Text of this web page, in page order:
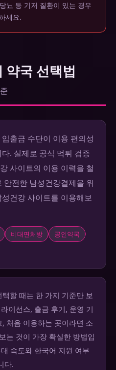
뇨 등 기저 질환이 있는 경우
세요.
약국 선택법
출금 수단이 이용 편의성
. 실제로 공식 먹튀 검증
사이트의 이용 이력을 철
안전한 남성건강결제을 위
건강 사이트를 이용해보
비대면처방
공인약국
할 때는 한 가지 기준만 보
이선스, 출금 후기, 운영 기
처음 이용하는 곳이라면 소
는 것이 가장 확실한 방법입
속도와 한국어 지원 여부
다.